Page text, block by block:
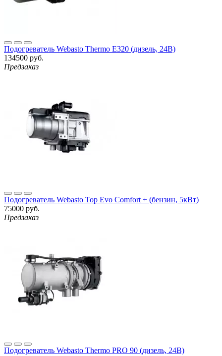
Подогреватель Webasto Thermo E320 (дизель, 24В)
134500 руб.
Предзаказ
Подогреватель Webasto Top Evo Comfort + (бензин, 5кВт)
75000 руб.
Предзаказ
Подогреватель Webasto Thermo PRO 90 (дизель, 24В)